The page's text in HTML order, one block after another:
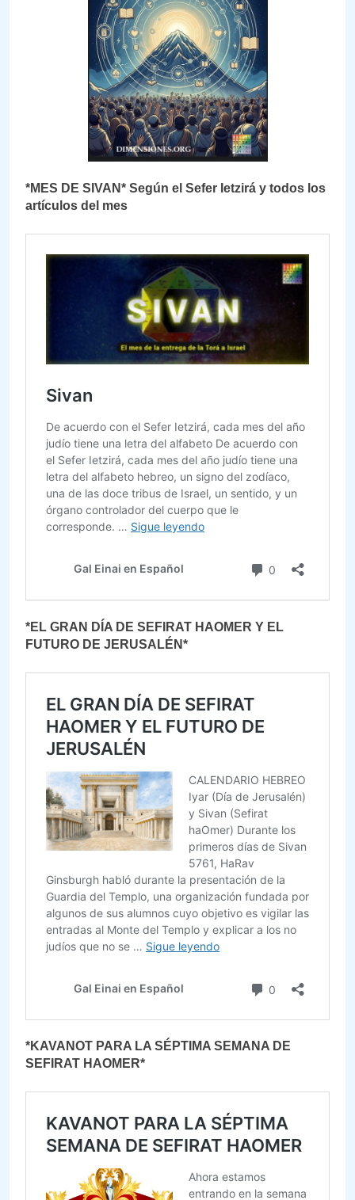
*MES DE SIVAN* Según el Sefer Ietzirá y todos los
artículos del mes
*EL GRAN DÍA DE SEFIRAT HAOMER Y EL
FUTURO DE JERUSALÉN*
*KAVANOT PARA LA SÉPTIMA SEMANA DE
SEFIRAT HAOMER*